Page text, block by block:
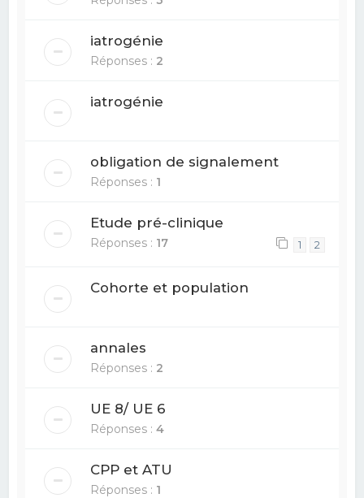
iatrogénie
Réponses : 2
iatrogénie
obligation de signalement
Réponses : 1
Etude pré-clinique
Réponses : 17 1 2
Cohorte et population
annales
Réponses : 2
UE 8/ UE 6
Réponses :4
CPP et ATU
Réponses : 1